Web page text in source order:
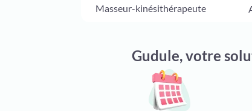
Gudule, votre